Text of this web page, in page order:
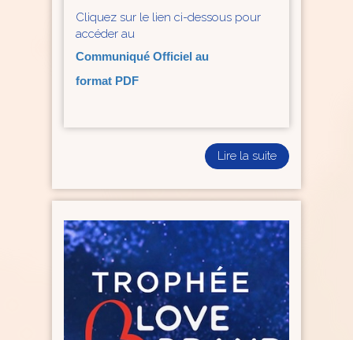
Cliquez sur le lien ci-dessous pour
accéder au
Communiqué Officiel au
format PDF
Lire la suite